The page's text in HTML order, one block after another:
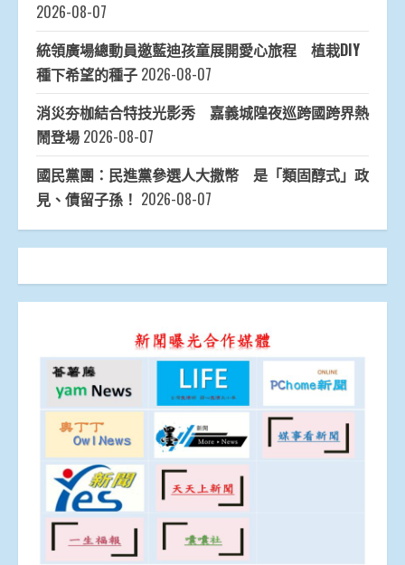
2026-08-07
統領廣場總動員邀藍迪孩童展開愛心旅程 植栽DIY
種下希望的種子 2026-08-07
消災夯枷結合特技光影秀 嘉義城隍夜巡跨國跨界熱
鬧登場 2026-08-07
國民黨團：民進黨參選人大撒幣 是「類固醇式」政
見、債留子孫！ 2026-08-07